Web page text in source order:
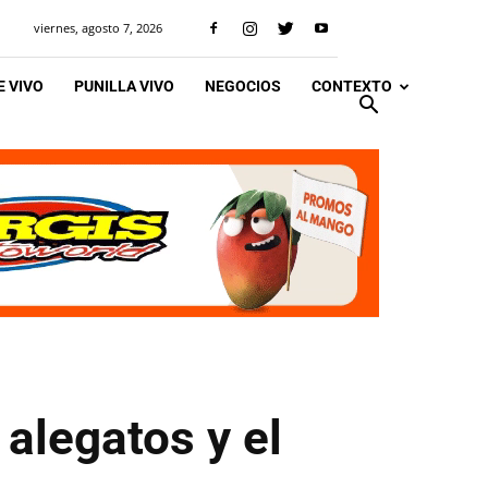
viernes, agosto 7, 2026
VIVO PUNILLA VIVO NEGOCIOS CONTEXTO
y el